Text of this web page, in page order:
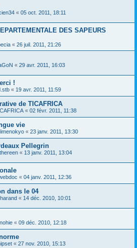
« 05 oct. 2011, 18:11
DES SAPEURS
« 26 juil. 2011, 21:26
« 29 avr. 2011, 16:03
!
« 19 avr. 2011, 11:59
de TICAFRICA
« 02 févr. 2011, 11:38
vie
« 23 janv. 2011, 13:30
Pellegrin
« 13 janv. 2011, 13:04
« 04 janv. 2011, 12:36
dans le 04
« 14 déc. 2010, 10:01
« 09 déc. 2010, 12:18
« 27 nov. 2010, 15:13